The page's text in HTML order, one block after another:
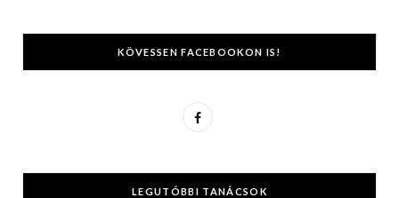
KÖVESSEN FACEBOOKON IS!
F
c
LEGUTÓBBI TANÁCSOK